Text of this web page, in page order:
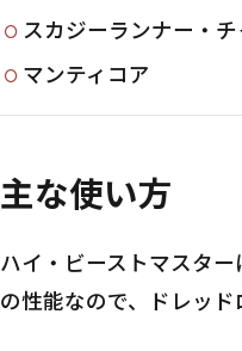
スカジーランナー・チ
マンティコア
主な使い方
ハイ・ビーストマスタ
の性能なので、ドレッド